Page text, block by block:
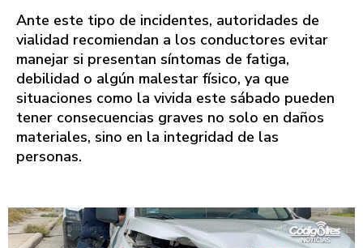
Ante este tipo de incidentes, autoridades de
vialidad recomiendan a los conductores evitar
manejar si presentan síntomas de fatiga,
debilidad o algún malestar físico, ya que
situaciones como la vivida este sábado pueden
tener consecuencias graves no solo en daños
materiales, sino en la integridad de las
personas.